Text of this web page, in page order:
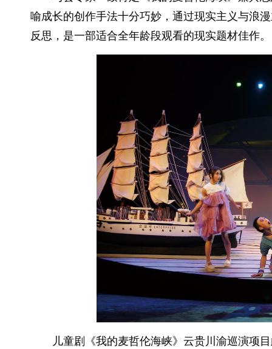
喻成长的创作手法十分巧妙，通过现实主义与浪
反思，是一部适合全年龄段观看的现实题材佳作。
儿童剧《我的麦哲伦海峡》云贵川渝巡演项